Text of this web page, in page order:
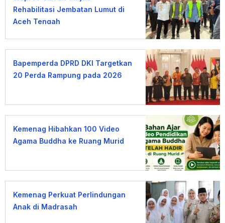
Rehabilitasi Jembatan Lumut di
Aceh Tengah
Bapemperda DPRD DKI Targetkan
20 Perda Rampung pada 2026
Kemenag Hibahkan 100 Video
Agama Buddha ke Ruang Murid
Kemenag Perkuat Perlindungan
Anak di Madrasah